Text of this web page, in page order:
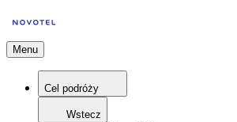
Menu
Cel podróży
Wstecz